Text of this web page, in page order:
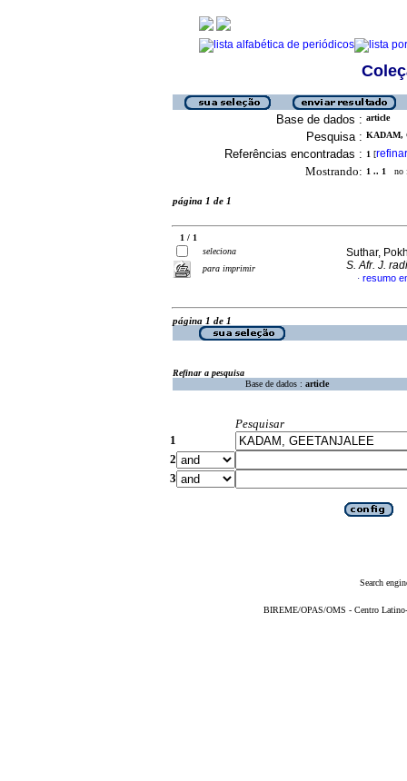
Base de dados : article
Pesquisa : KADAM,
Referências encontradas : 1 [refinar
Mostrando: 1 .. 1 no
página 1 de 1
1 / 1
seleciona
para imprimir
Suthar,
S. Afr. J.
· resumo
página 1 de 1
Refinar a pesquisa
Base de dados : article
Pesquisar
1
2
3
Search
BIREME/OPAS/OMS - Centro Latino-